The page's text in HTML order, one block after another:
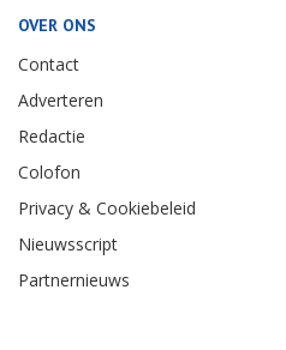
OVER ONS
Contact
Adverteren
Redactie
Colofon
Privacy & Cookiebeleid
Nieuwsscript
Partnernieuws